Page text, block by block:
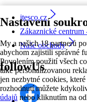
Nastavení
My a našich 18 partnerů
abychom zajistili správné
Povolením použití všech
také personalizovanou
jen nezbytné cookies,
rozhodnutí můžete
údajů nebo kliknutím na
itesco.cz
Zákaznické centrum
Naše obchody
followUs